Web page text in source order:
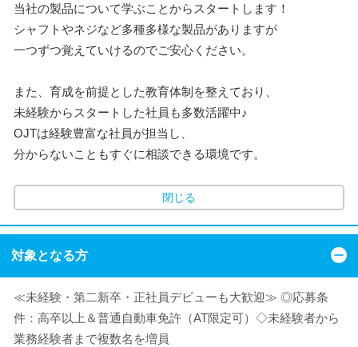
当社の製品について学ぶことからスタートします！
シャフトやネジなど多種多様な製品がありますが
一つずつ覚えていけるのでご安心ください。
また、育成を前提とした教育体制を整えており、
未経験からスタートした社員も多数活躍中♪
OJTは経験豊富な社員が担当し、
分からないこともすぐに相談できる環境です。
閉じる
対象となる方
≪未経験・第二新卒・正社員デビューも大歓迎≫ ◎応募条
件：高卒以上＆普通自動車免許（AT限定可）◇未経験者から
業務経験者まで複数名を増員